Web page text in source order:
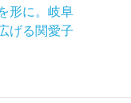
形に。岐阜
げる関愛子